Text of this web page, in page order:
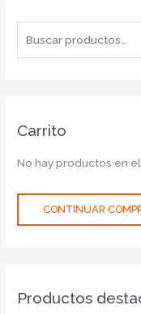
Carrito
No hay productos en el
CONTINUAR
Productos